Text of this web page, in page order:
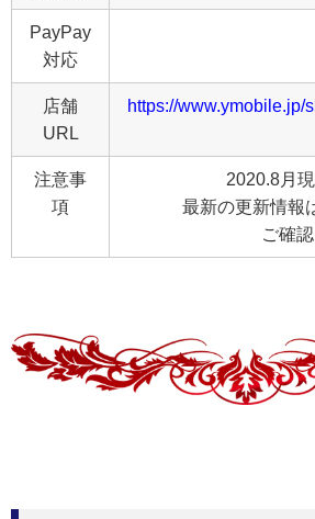
PayPay
対応
店舗
URL
https://www.ymobile.jp/
注意事
項
2020.8月
最新の更新情報
ご確